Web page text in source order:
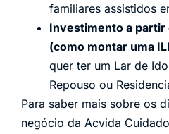
familiares assistidos
Investimento a
(como montar uma
quer ter um Lar de
Repouso ou
Para saber mais sobre os
negócio da Acvida